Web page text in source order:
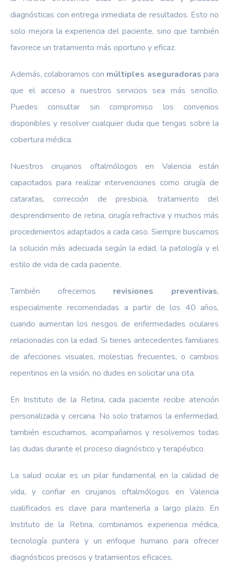
diagnósticas con entrega inmediata de resultados. Esto no
solo mejora la experiencia del paciente, sino que también
favorece un tratamiento más oportuno y eficaz.
Además, colaboramos con múltiples aseguradoras para
que el acceso a nuestros servicios sea más sencillo.
Puedes consultar sin compromiso los convenios
disponibles y resolver cualquier duda que tengas sobre la
cobertura médica.
Nuestros cirujanos oftalmólogos en Valencia están
capacitados para realizar intervenciones como cirugía de
cataratas, corrección de presbicia, tratamiento del
desprendimiento de retina, cirugía refractiva y muchos más
procedimientos adaptados a cada caso. Siempre buscamos
la solución más adecuada según la edad, la patología y el
estilo de vida de cada paciente.
También ofrecemos revisiones preventivas,
especialmente recomendadas a partir de los 40 años,
cuando aumentan los riesgos de enfermedades oculares
relacionadas con la edad. Si tienes antecedentes familiares
de afecciones visuales, molestias frecuentes, o cambios
repentinos en la visión, no dudes en solicitar una cita.
En Instituto de la Retina, cada paciente recibe atención
personalizada y cercana. No solo tratamos la enfermedad,
también escuchamos, acompañamos y resolvemos todas
las dudas durante el proceso diagnóstico y terapéutico.
La salud ocular es un pilar fundamental en la calidad de
vida, y confiar en cirujanos oftalmólogos en Valencia
cualificados es clave para mantenerla a largo plazo. En
Instituto de la Retina, combinamos experiencia médica,
tecnología puntera y un enfoque humano para ofrecer
diagnósticos precisos y tratamientos eficaces.